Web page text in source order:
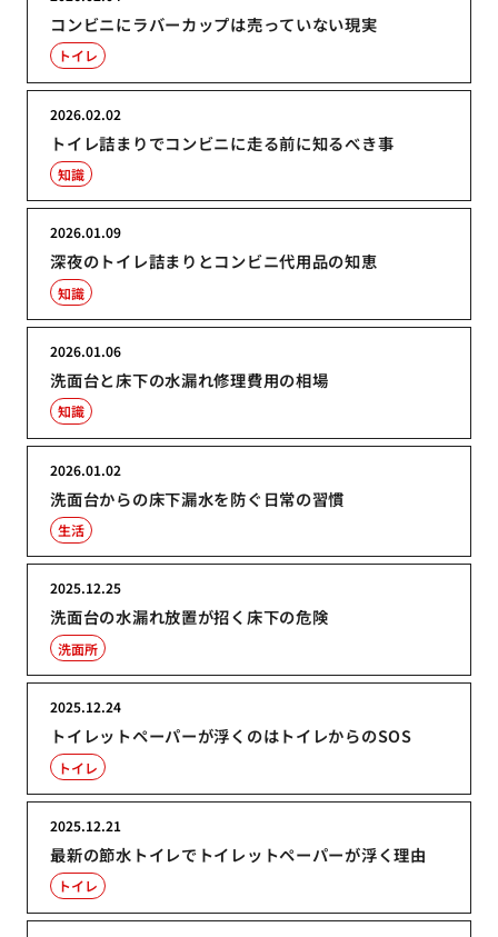
コンビニにラバーカップは売っていない現実
トイレ
トイレ詰まりでコンビニに走る前に知るべき事
2026.02.02
知識
深夜のトイレ詰まりとコンビニ代用品の知恵
2026.01.09
知識
洗面台と床下の水漏れ修理費用の相場
2026.01.06
知識
洗面台からの床下漏水を防ぐ日常の習慣
2026.01.02
生活
洗面台の水漏れ放置が招く床下の危険
2025.12.25
洗面所
トイレットペーパーが浮くのはトイレからのSOS
2025.12.24
トイレ
最新の節水トイレでトイレットペーパーが浮く理由
2025.12.21
トイレ